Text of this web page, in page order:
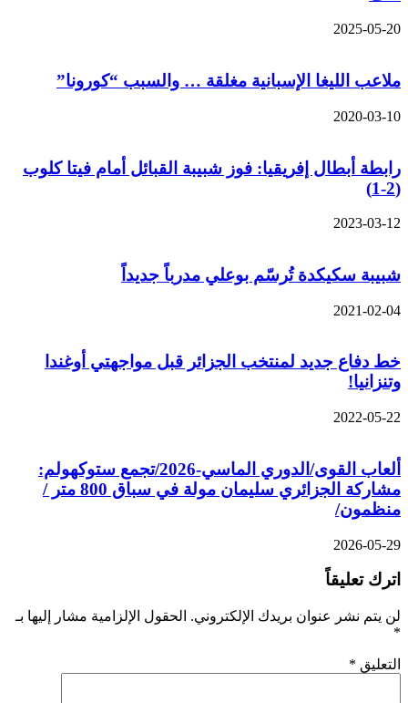
2025-05-20
ملاعب الليغا الإسبانية مغلقة … والسبب “كورونا”
2020-03-10
رابطة أبطال إفريقيا: فوز شبيبة القبائل أمام فيتا كلوب
(2-1)
2023-03-12
شبيبة سكيكدة تُرسّم بوعلي مدرباً جديداً
2021-02-04
خط دفاع جديد لمنتخب الجزائر قبل مواجهتي أوغندا
وتنزانيا!
2022-05-22
ألعاب القوى/الدوري الماسي-2026/تجمع ستوكهولم:
مشاركة الجزائري سليمان مولة في سباق 800 متر /
منظمون/
2026-05-29
اترك تعليقاً
لن يتم نشر عنوان بريدك الإلكتروني. الحقول الإلزامية مشار إليها بـ
*
التعليق *